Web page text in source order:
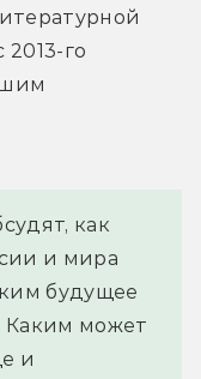
2013-го
как
и мира
будущее
Каким может
и